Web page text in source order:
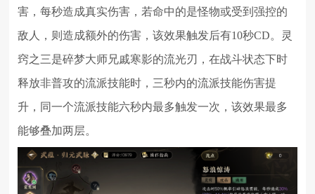
害，每秒造成真实伤害，若命中的是怪物或受到强控的
敌人，则造成额外的伤害，该效果触发后有10秒CD。灵
窍之三是碎梦大师兄戚寒影的流光刃，在战斗状态下时
释放非普攻的流派技能时，三秒内的流派技能伤害提
升，同一个流派技能六秒内最多触发一次，该效果最多
能够叠加两层。